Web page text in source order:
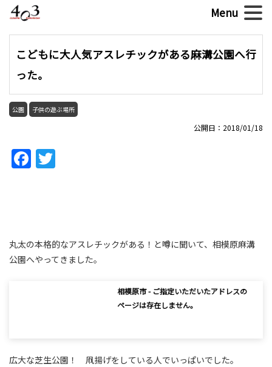
こどもに大人気アスレチックがある麻溝公園へ行
った。
公園 子供の遊ぶ場所
公開日：2018/01/18
Facebook
丸太の本格的なアスレチックがある！と噂に聞いて、相模原麻溝
公園へやってきました。
相模原市 - ご指定いただいたアドレスの
ページは存在しません。
広大な芝生公園！ 凧揚げをしている人でいっぱいでした。